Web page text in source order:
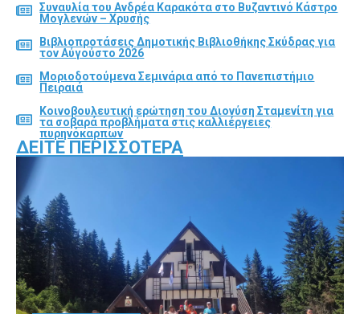
Συναυλία του Ανδρέα Καρακότα στο Βυζαντινό Κάστρο
Μογλενών – Χρυσής
Βιβλιοπροτάσεις Δημοτικής Βιβλιοθήκης Σκύδρας για
τον Αύγούστο 2026
Μοριοδοτούμενα Σεμινάρια από το Πανεπιστήμιο
Πειραιά
Κοινοβουλευτική ερώτηση του Διονύση Σταμενίτη για
τα σοβαρά προβλήματα στις καλλιέργειες
πυρηνόκαρπων
ΔΕΊΤΕ ΠΕΡΙΣΣΌΤΕΡΑ